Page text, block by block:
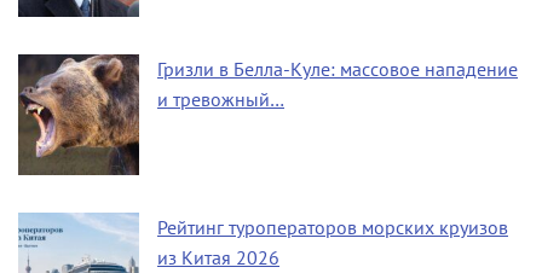
Гризли в Белла-Куле: массовое нападение
и тревожный…
Рейтинг туроператоров морских круизов
из Китая 2026